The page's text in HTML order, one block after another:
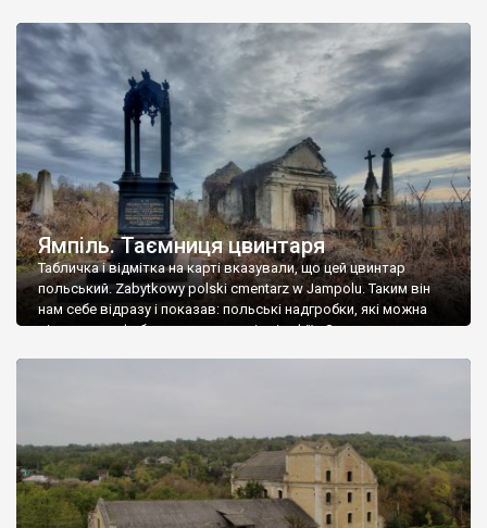
Ямпіль. Таємниця цвинтаря
Табличка і відмітка на карті вказували, що цей цвинтар
польський. Zabytkowy polski cmentarz w Jampolu. Таким він
нам себе відразу і показав: польські надгробки, які можна
віднести до фабричних, польські епітафії… Загалом цвинтар